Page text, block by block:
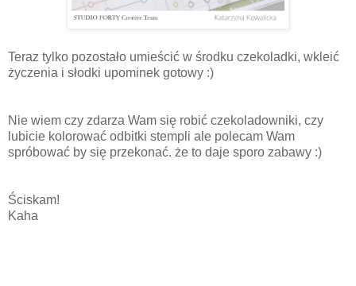
Teraz tylko pozostało umieścić w środku czekoladki, wkleić
życzenia i słodki upominek gotowy :)
Nie wiem czy zdarza Wam się robić czekoladowniki, czy
lubicie kolorować odbitki stempli ale polecam Wam
spróbować by się przekonać. że to daje sporo zabawy :)
Ściskam!
Kaha